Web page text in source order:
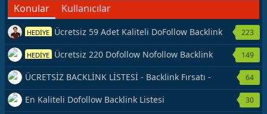
Konular
Kullanıcılar
HEDİYE Ücretsiz 59 Adet Kaliteli DoFollow Backlink
Kaynağı Veriyorum.
223
HEDİYE Ücretsiz 220 Dofollow Nofollow Backlink
Veriyorum
149
ÜCRETSİZ BACKLİNK LİSTESİ - Backlink Fırsatı -
Hemen Yetiş!
64
En Kaliteli Dofollow Backlink Listesi 30